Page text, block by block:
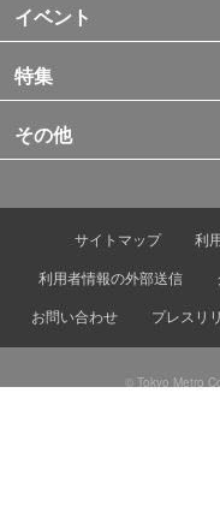
イベント
特集
その他
サイトマップ 利
利用者情報の外部送信
お問い合わせ
プレスリ
© Tokyo Metro